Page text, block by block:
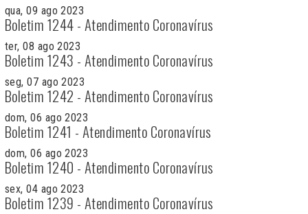
qua, 09 ago 2023
Boletim 1244 - Atendimento Coronavírus
ter, 08 ago 2023
Boletim 1243 - Atendimento Coronavírus
seg, 07 ago 2023
Boletim 1242 - Atendimento Coronavírus
dom, 06 ago 2023
Boletim 1241 - Atendimento Coronavírus
dom, 06 ago 2023
Boletim 1240 - Atendimento Coronavírus
sex, 04 ago 2023
Boletim 1239 - Atendimento Coronavírus